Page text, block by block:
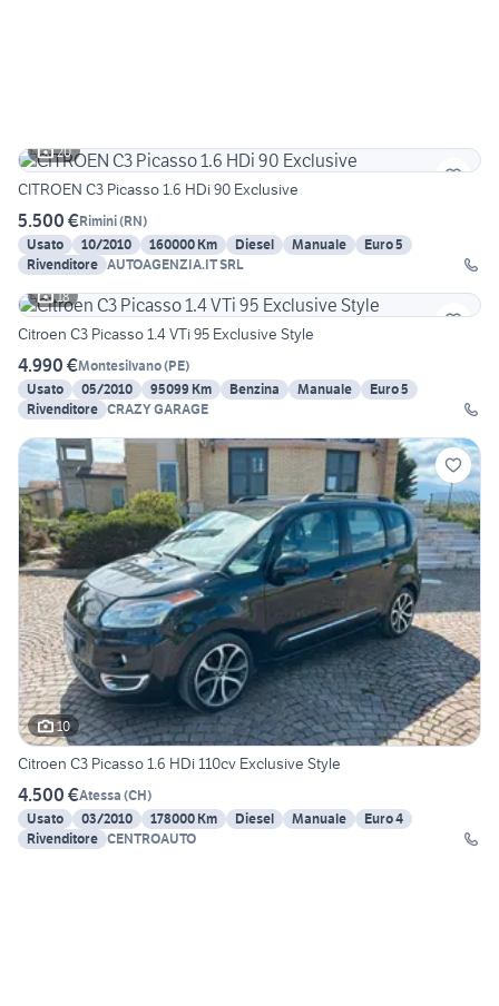
20
CITROEN C3 Picasso 1.6 HDi 90 Exclusive
5.500 €Rimini(RN)
Usato
10/2010 160000 Km Diesel Manuale
Euro 5
Rivenditore AUTOAGENZIA.IT SRL
18
Citroen C3 Picasso 1.4 VTi 95 Exclusive Style
4.990 €Montesilvano(PE)
Usato
05/2010 95099 Km Benzina Manuale
Euro 5
Rivenditore CRAZY GARAGE
10
Citroen C3 Picasso 1.6 HDi 110cv Exclusive Style
4.500 €Atessa (CH)
Usato
03/2010 178000 Km Diesel Manuale
Euro 4
Rivenditore CENTROAUTO